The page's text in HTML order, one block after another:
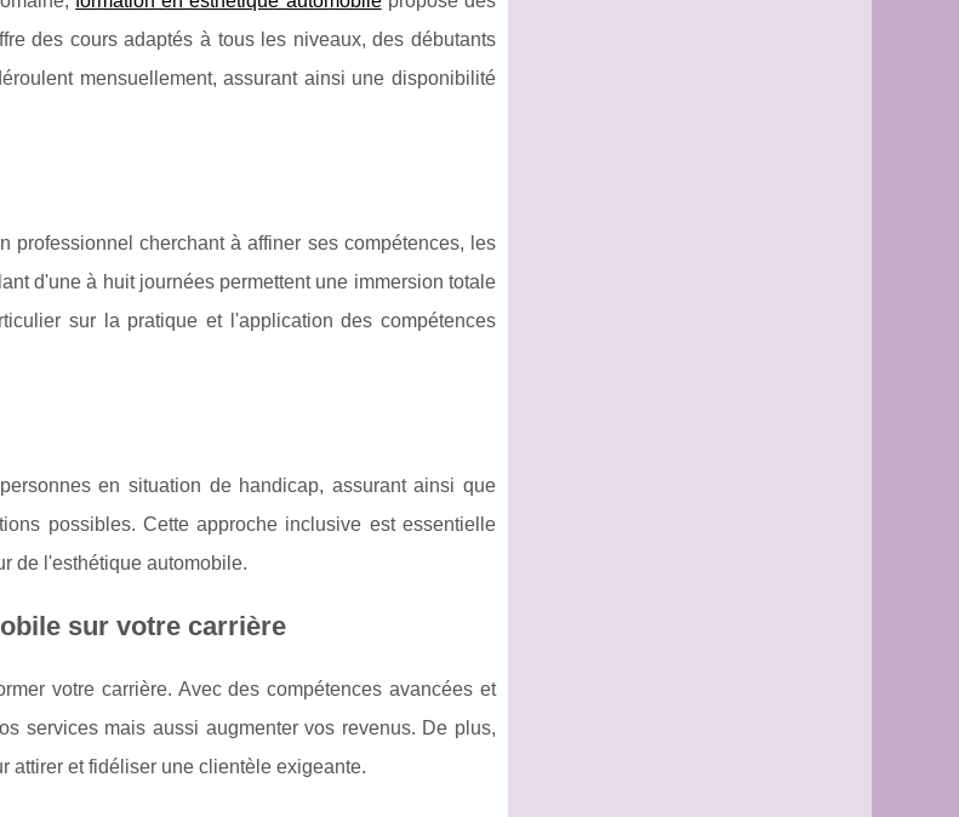
des cours adaptés à tous les niveaux, des débutants
mensuellement, assurant ainsi une disponibilité
cherchant à affiner ses compétences, les
d'une à huit journées permettent une immersion totale
sur la pratique et l'application des compétences
en situation de handicap, assurant ainsi que
possibles. Cette approche inclusive est essentielle
de l'esthétique automobile.
sur votre carrière
votre carrière. Avec des compétences avancées et
services mais aussi augmenter vos revenus. De plus,
attirer et fidéliser une clientèle exigeante.